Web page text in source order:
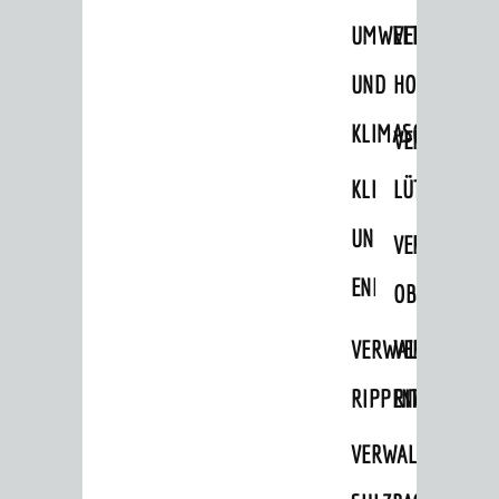
UMWELT-
UND
KLIMASCHUTZ
KLIMASCHUTZ
UND
RIPPENWEIER